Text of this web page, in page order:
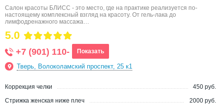
Салон красоты БЛИСС - это место, где на практике реализуется по-
настоящему комплексный взгляд на красоту. От гель-лака до
лимфодренажного массажа…
5.0
+7 (901) 110- Показать
Тверь, Волоколамский проспект, 25 к1
Коррекция челки
450 руб.
Стрижка женская ниже плеч
2000 руб.